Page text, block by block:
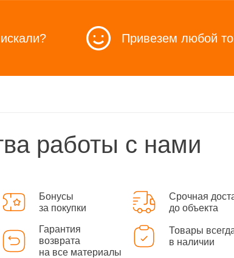
Привезем любой
работы с нами
Бонусы
за покупки
Срочная
до объекта
Гарантия
возврата
на все материалы
Товары
в наличии